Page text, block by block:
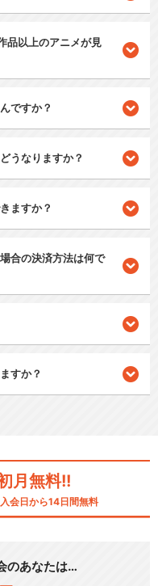
以上のアニメが見
ですか？
うなりますか？
ますか？
合の決済方法は何で
すか？
月無料!!
会日から14日間無料
のあなたは…